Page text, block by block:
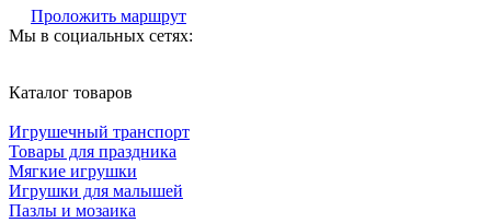
Проложить маршрут
Мы в социальных сетях:
Каталог товаров
Игрушечный транспорт
Товары для праздника
Мягкие игрушки
Игрушки для малышей
Пазлы и мозаика